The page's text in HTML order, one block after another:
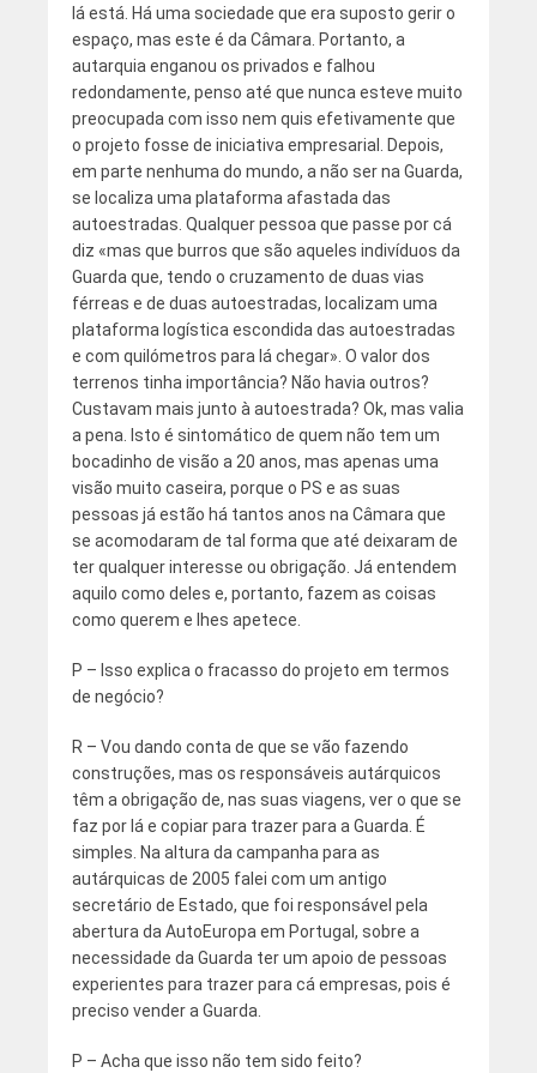
lá está. Há uma sociedade que era suposto gerir o
espaço, mas este é da Câmara. Portanto, a
autarquia enganou os privados e falhou
redondamente, penso até que nunca esteve muito
preocupada com isso nem quis efetivamente que
o projeto fosse de iniciativa empresarial. Depois,
em parte nenhuma do mundo, a não ser na Guarda,
se localiza uma plataforma afastada das
autoestradas. Qualquer pessoa que passe por cá
diz «mas que burros que são aqueles indivíduos da
Guarda que, tendo o cruzamento de duas vias
férreas e de duas autoestradas, localizam uma
plataforma logística escondida das autoestradas
e com quilómetros para lá chegar». O valor dos
terrenos tinha importância? Não havia outros?
Custavam mais junto à autoestrada? Ok, mas valia
a pena. Isto é sintomático de quem não tem um
bocadinho de visão a 20 anos, mas apenas uma
visão muito caseira, porque o PS e as suas
pessoas já estão há tantos anos na Câmara que
se acomodaram de tal forma que até deixaram de
ter qualquer interesse ou obrigação. Já entendem
aquilo como deles e, portanto, fazem as coisas
como querem e lhes apetece.
P – Isso explica o fracasso do projeto em termos
de negócio?
R – Vou dando conta de que se vão fazendo
construções, mas os responsáveis autárquicos
têm a obrigação de, nas suas viagens, ver o que se
faz por lá e copiar para trazer para a Guarda. É
simples. Na altura da campanha para as
autárquicas de 2005 falei com um antigo
secretário de Estado, que foi responsável pela
abertura da AutoEuropa em Portugal, sobre a
necessidade da Guarda ter um apoio de pessoas
experientes para trazer para cá empresas, pois é
preciso vender a Guarda.
P – Acha que isso não tem sido feito?